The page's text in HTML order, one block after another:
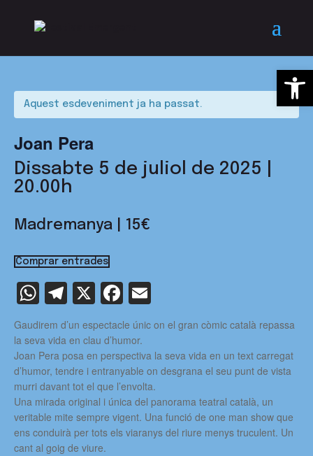
Aquest esdeveniment ja ha passat.
Joan Pera
Dissabte 5 de juliol de 2025 |
20.00h
Madremanya | 15€
Comprar entrades
WhatsApp
Telegram
X Facebook
Gaudirem d’un espectacle únic on el gran còmic català repassa
la seva vida en clau d’humor.
Joan Pera posa en perspectiva la seva vida en un text carregat
d’humor, tendre i entranyable on desgrana el seu punt de vista
murri davant tot el que l’envolta.
Una mirada original i única del panorama teatral català, un
veritable mite sempre vigent. Una funció de one man show que
ens conduirà per tots els viaranys del riure menys truculent. Un
cant al goig de viure.
Obre